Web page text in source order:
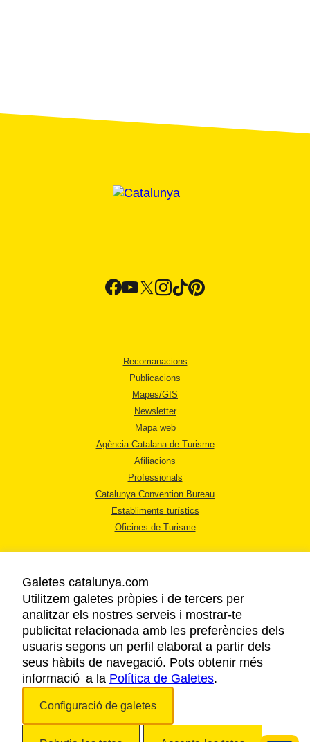
Recomanacions
Publicacions
Mapes/GIS
Newsletter
Mapa web
Agència Catalana de Turisme
Afiliacions
Professionals
Catalunya Convention Bureau
Establiments turístics
Oficines de Turisme
AVÍS LEGAL
POLÍTICA DE PRIVACITAT
COOKIES
ACCESSIBILITAT
Galetes catalunya.com
Utilitzem galetes pròpies i de tercers per
analitzar els nostres serveis i mostrar-te
publicitat relacionada amb les preferències dels
usuaris segons un perfil elaborat a partir dels
seus hàbits de navegació. Pots obtenir més
informació a la Política de Galetes.
Configuració de galetes